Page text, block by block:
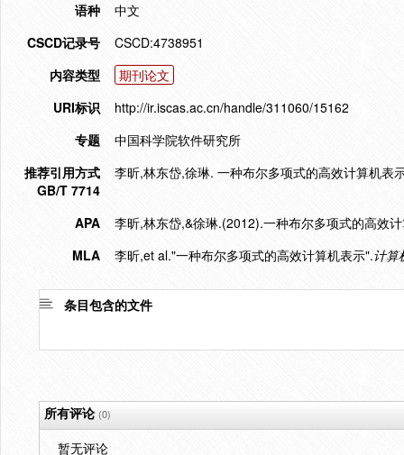
语种
中文
CSCD记录号
CSCD:4738951
内容类型
期刊论文
URI标识
http://ir.iscas.ac.cn/handle/311060/15162
专题
中国科学院软件研究所
推荐引用方式
GB/T 7714
李昕,林东岱,徐琳. 一种布尔多项式的高效计算机
APA
李昕,林东岱,&徐琳.(2012).一种布尔多项式的高效
MLA
李昕,et al."一种布尔多项式的高效计算机表示".计算
条目包含的文件
所有评论(0)
暂无评论